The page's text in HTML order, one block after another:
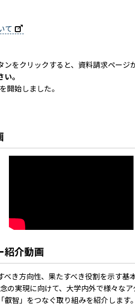
て
をクリックすると、資料請求ペー
。
開始しました。
紹介動画
き方向性、果たすべき役割を示す基
の実現に向けて、大学内外で様々なア
智」をつなぐ取り組みを紹介します。